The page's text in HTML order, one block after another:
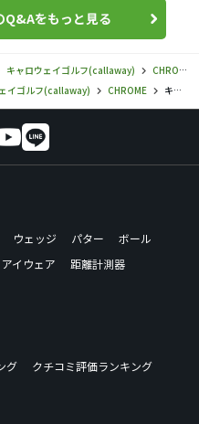
Q&Aをもっと見る
キャロウェイゴルフ(callaway)
CHROME
イゴルフ(callaway) CHROME キャロウェイゴルフ／CHROME／CHROME TOUR ボール（2026）の口コミ評価
ウェッジ パター
ボール
アイウェア
距離計測器
グ
クチコミ評価ランキング